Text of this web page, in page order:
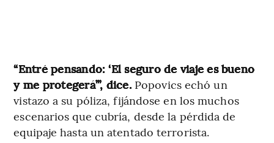
“Entré pensando: ‘El seguro de viaje es bueno
y me protegerá’”, dice.Popovics echó un
vistazo a su póliza, fijándose en los muchos
escenarios que cubría, desde la pérdida de
equipaje hasta un atentado terrorista.